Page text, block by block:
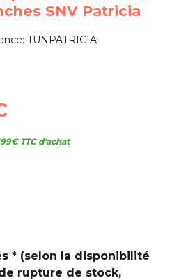
SNV Patricia
TUNPATRICIA
TTC d'achat
* (selon la disponibilité
rupture de stock,